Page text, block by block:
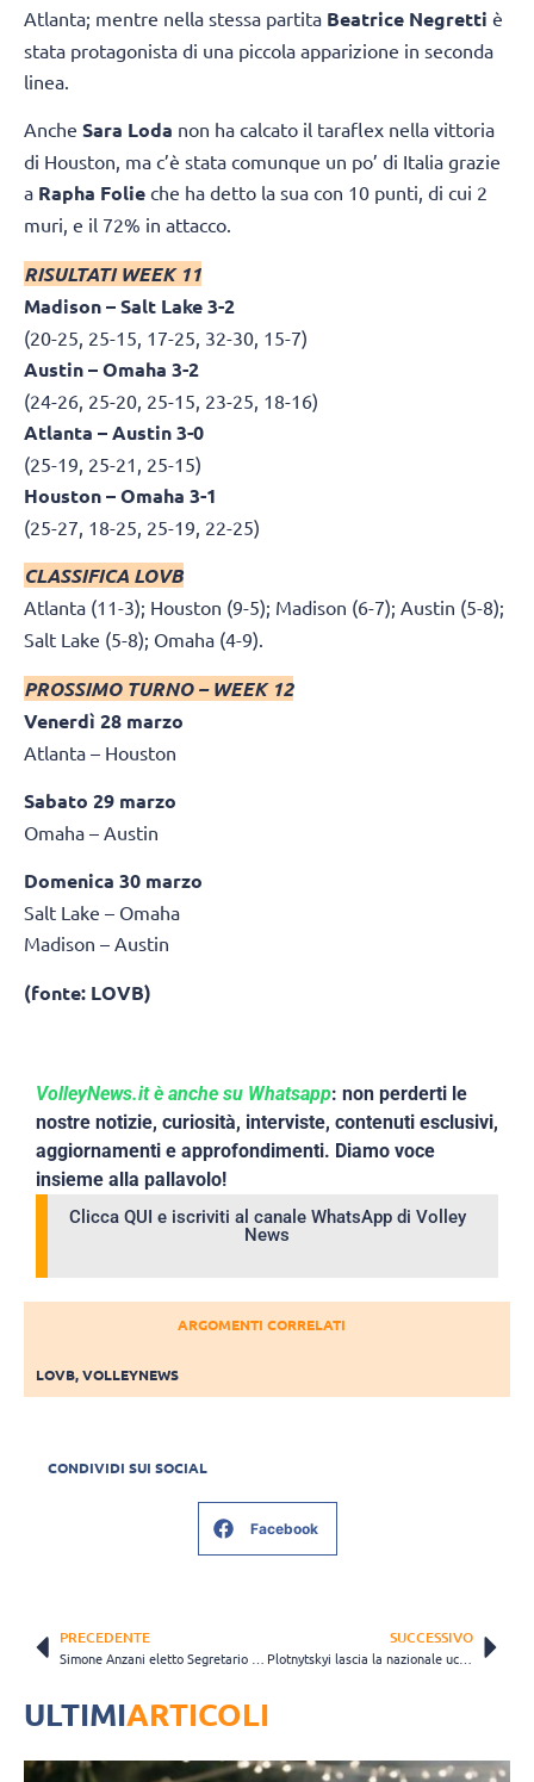
Atlanta; mentre nella stessa partita Beatrice Negretti è
stata protagonista di una piccola apparizione in seconda
linea.
Anche Sara Loda non ha calcato il taraflex nella vittoria
di Houston, ma c’è stata comunque un po’ di Italia grazie
a Rapha Folie che ha detto la sua con 10 punti, di cui 2
muri, e il 72% in attacco.
RISULTATI WEEK 11
Madison – Salt Lake 3-2
(20-25, 25-15, 17-25, 32-30, 15-7)
Austin – Omaha 3-2
(24-26, 25-20, 25-15, 23-25, 18-16)
Atlanta – Austin 3-0
(25-19, 25-21, 25-15)
Houston – Omaha 3-1
(25-27, 18-25, 25-19, 22-25)
CLASSIFICA LOVB
Atlanta (11-3); Houston (9-5); Madison (6-7); Austin (5-8);
Salt Lake (5-8); Omaha (4-9).
PROSSIMO TURNO – WEEK 12
Venerdì 28 marzo
Atlanta – Houston
Sabato 29 marzo
Omaha – Austin
Domenica 30 marzo
Salt Lake – Omaha
Madison – Austin
(fonte: LOVB)
VolleyNews.it è anche su Whatsapp: non perderti le
nostre notizie, curiosità, interviste, contenuti esclusivi,
aggiornamenti e approfondimenti. Diamo voce
insieme alla pallavolo!
Clicca QUI e iscriviti al canale WhatsApp di Volley
News
ARGOMENTI CORRELATI
LOVB,VOLLEYNEWS
CONDIVIDI SUI SOCIAL
Facebook
PRECEDENTE SUCCESSIVO
Plotnytskyi lascia la nazionale ucraina: “È il momento di andare avanti, ma ci rincontreremo”
ULTIMIARTICOLI